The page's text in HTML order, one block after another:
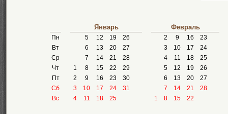
Пн
Вт
Ср
Чт
Пт
Сб
Вс
Январь
5 12 19
26
6
13 20
27
7
14 21
28
1
8 15 22
29
2
9 16 23
30
3
10 17 24
31
4
11 18 25
Февраль
2 9 16
23
3
10 17
24
4
11 18
25
5
12 19
26
6
13 20
27
7
14 21
28
1
8 15 22